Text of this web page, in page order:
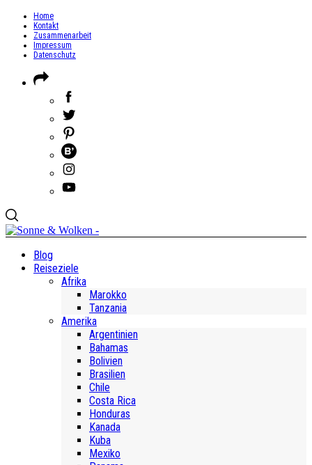
Home
Kontakt
Zusammenarbeit
Impressum
Datenschutz
Blog
Reiseziele
Afrika
Marokko
Tanzania
Amerika
Argentinien
Bahamas
Bolivien
Brasilien
Chile
Costa Rica
Honduras
Kanada
Kuba
Mexiko